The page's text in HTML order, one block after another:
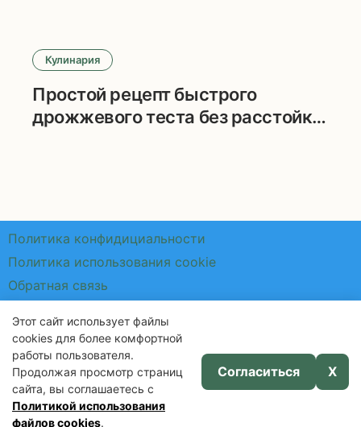
Кулинария
Простой рецепт быстрого
дрожжевого теста без расстойки
Политика конфидициальности
Политика использования cookie
Обратная связь
Полезные советы для дома и жизни
Этот сайт использует файлы
cookies для более комфортной
работы пользователя.
Продолжая просмотр страниц
сайта, вы соглашаетесь с
Политикой использования
файлов cookies.
Согласиться X